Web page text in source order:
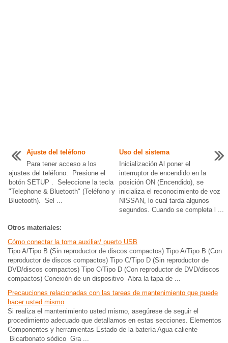
Ajuste del teléfono
Para tener acceso a los
ajustes del teléfono: Presione el
botón SETUP . Seleccione la tecla
"Telephone & Bluetooth" (Teléfono y
Bluetooth). Sel ...
Uso del sistema
Inicialización Al poner el
interruptor de encendido en la
posición ON (Encendido), se
inicializa el reconocimiento de voz
NISSAN, lo cual tarda algunos
segundos. Cuando se completa l ...
Otros materiales:
Cómo conectar la toma auxiliar/ puerto USB
Tipo A/Tipo B (Sin reproductor de discos compactos) Tipo A/Tipo B (Con
reproductor de discos compactos) Tipo C/Tipo D (Sin reproductor de
DVD/discos compactos) Tipo C/Tipo D (Con reproductor de DVD/discos
compactos) Conexión de un dispositivo Abra la tapa de ...
Precauciones relacionadas con las tareas de mantenimiento que puede
hacer usted mismo
Si realiza el mantenimiento usted mismo, asegúrese de seguir el
procedimiento adecuado que detallamos en estas secciones. Elementos
Componentes y herramientas Estado de la batería Agua caliente
Bicarbonato sódico Gra ...